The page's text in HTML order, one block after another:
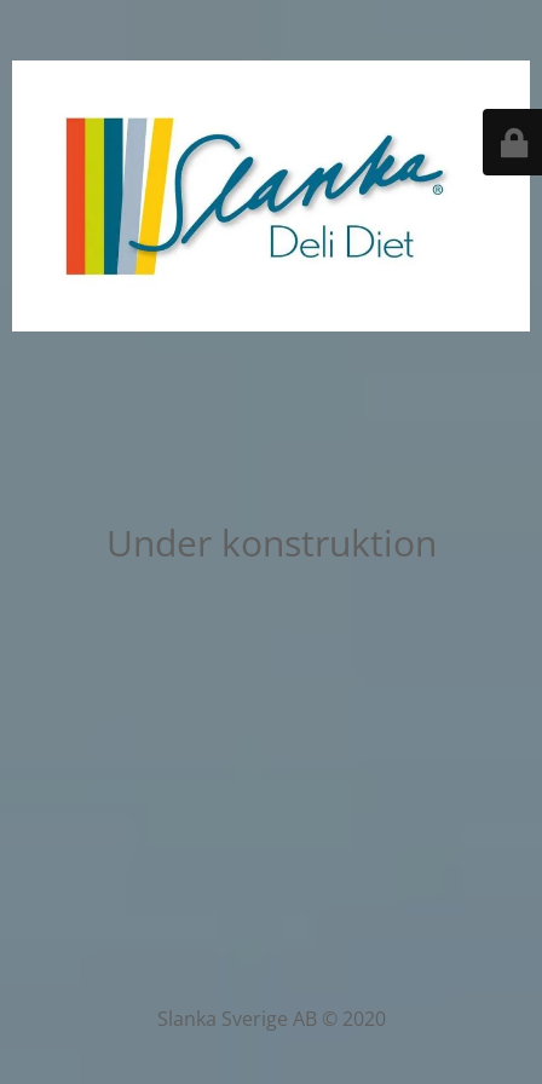
Under konstruktion
Slanka Sverige AB © 2020